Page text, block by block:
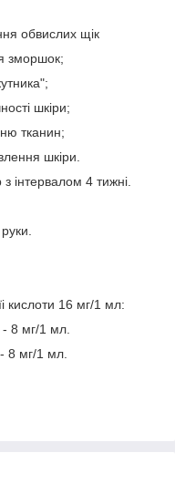
обвислих щік
зморшок;
шкіри;
тканин;
шкіри.
інтервалом 4 тижні.
кислоти 16 мг/1 мл:
8 мг/1 мл.
8 мг/1 мл.